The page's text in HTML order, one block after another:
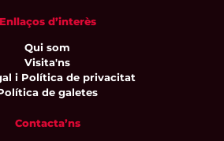
Enllaços d’interès
Qui som
Visita'ns
i Política de privacitat
de galetes
Contacta’ns